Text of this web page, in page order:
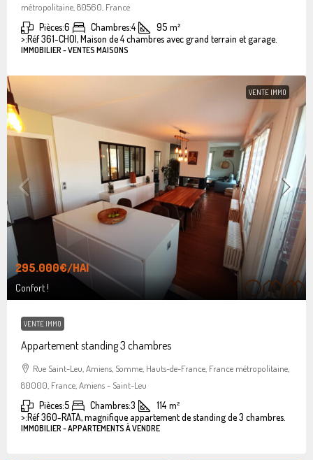
métropolitaine, 80560, France
Pièces:6 Chambres:4 95 m²
>:Réf 361-CHOI, Maison de 4 chambres avec grand terrain et garage.
IMMOBILIER - VENTES MAISONS
VENTE IMMO
295.000€/HAI
Confort !
VENTE IMMO
Appartement standing 3 chambres
Rue Saint-Leu, Amiens, Somme, Hauts-de-France, France métropolitaine,
80000, France, Amiens - Saint-Leu
Pièces:5 Chambres:3 114 m²
>:Réf 360-RATA, magnifique appartement de standing de 3 chambres.
IMMOBILIER - APPARTEMENTS À VENDRE